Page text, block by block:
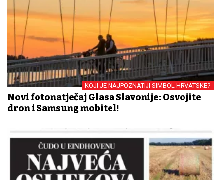
KOJI JE NAJPOZNATIJI SIMBOL HRVATSKE?
Novi fotonatječaj Glasa Slavonije: Osvojite
dron i Samsung mobitel!